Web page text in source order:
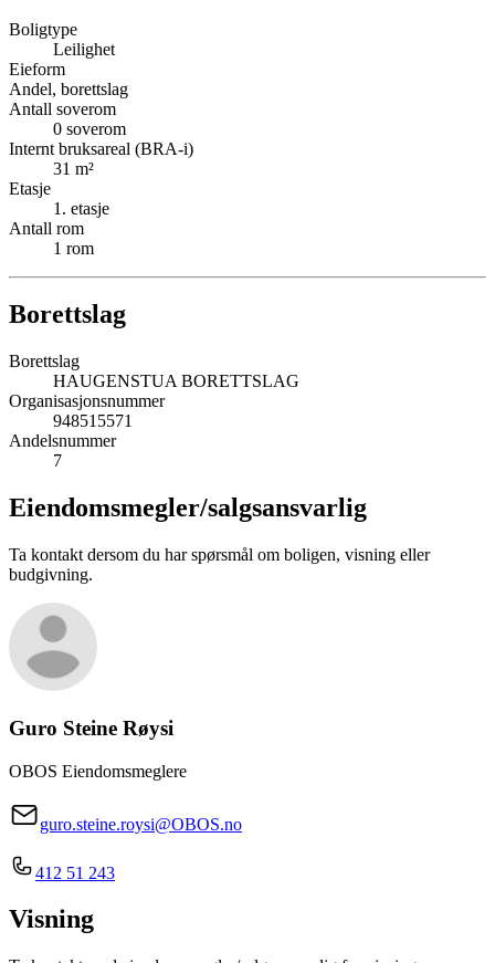
Boligtype
Leilighet
Eieform
Andel, borettslag
Antall soverom
0 soverom
Internt bruksareal (BRA-i)
31 m²
Etasje
1 . etasje
Antall rom
1 rom
Borettslag
Borettslag
HAUGENSTUA BORETTSLAG
Organisasjonsnummer
948515571
Andelsnummer
7
Eiendomsmegler/salgsansvarlig
Ta kontakt dersom du har spørsmål om boligen, visning eller
budgivning.
Guro Steine Røysi
OBOS Eiendomsmeglere
guro.steine.roysi@OBOS.no
412 51 243
Visning